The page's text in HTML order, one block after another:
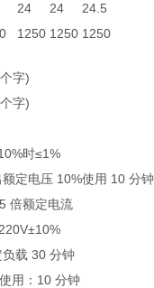
24 24
24.5
1250 1250 1250
字)
字)
时≤1%
定电压 10%使用 10 分钟
倍额定电流
载 30 分钟
用：10 分钟